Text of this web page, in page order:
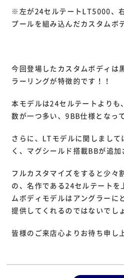
※左が24セルテートLT5000、
プールを組み込んだカスタムボ
今回登場したカスタムボディは
ラーリングが特徴的です！！
本モデルは24セルテートよりも
数が一つ多い、9BB仕様となっ
さらに、LTモデルに関しまして
く、マグシールド搭載BBが追加
フルカスタマイズをすると少々
の、名作である24セルテートを
ムボディモデルはアングラーに
提供してくれるのではないでし
皆様のご来店心よりお待ち申し